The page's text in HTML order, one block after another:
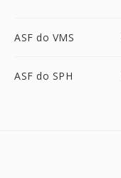
ASF do VMS
ASF do SPH